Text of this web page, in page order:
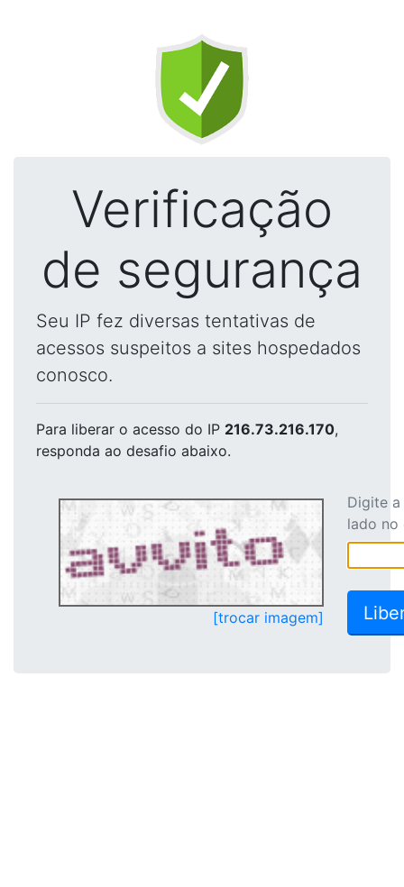
Verificação
de segurança
Seu IP fez diversas tentativas de
acessos suspeitos a sites hospedados
conosco.
Para liberar o acesso do IP 216.73.216.170,
responda ao desafio abaixo.
[trocar imagem]
Digite
lado no